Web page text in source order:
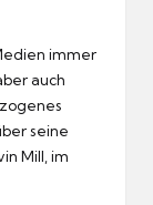
immer
auch
seine
Mill, im